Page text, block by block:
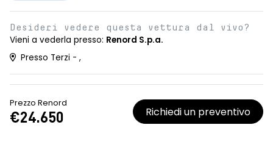
Desideri vedere questa vettura dal vivo?
Vieni a vederla presso: Renord S.p.a.
Presso Terzi - ,
Prezzo Renord
€24.650 Richiedi un preventivo